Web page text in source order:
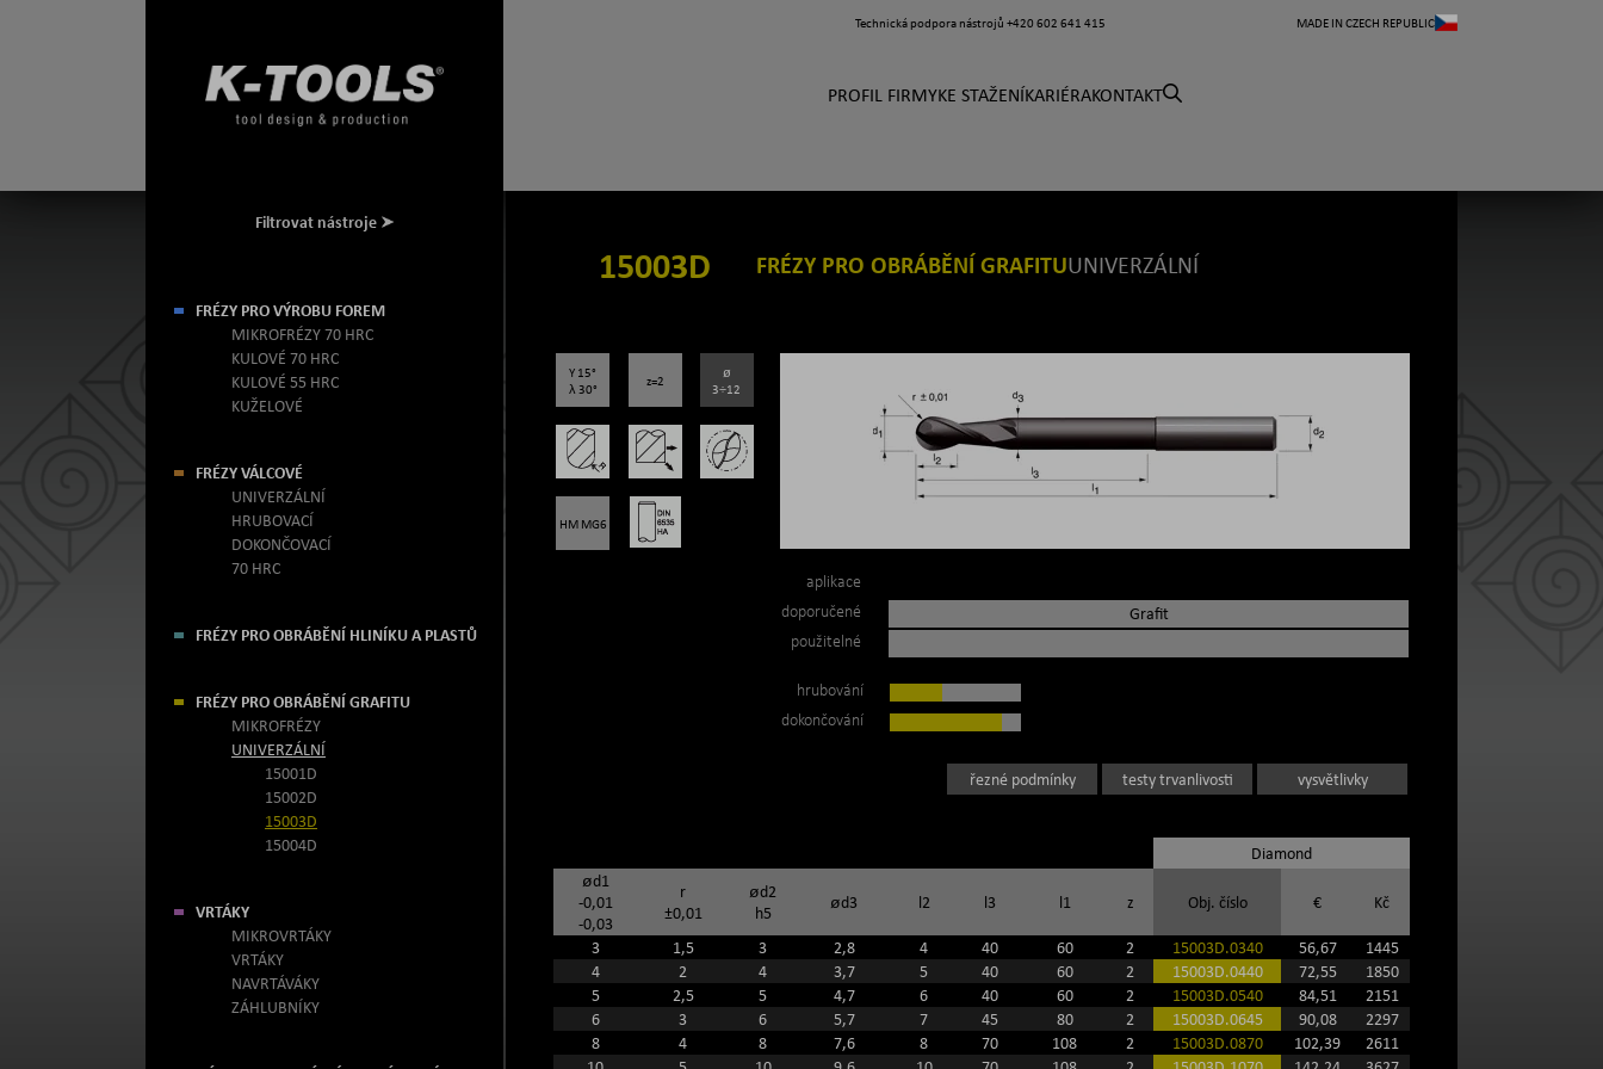
Technická podpora nástrojů +420 602 641 415 MADE IN CZECH REPUBLIC
PROFIL FIRMYKE STAŽENÍKARIÉRAKONTAKT
Filtrovat nástroje
FRÉZY PRO VÝROBU FOREM
MIKROFRÉZY 70 HRC
KULOVÉ 70 HRC
KULOVÉ 55 HRC
KUŽELOVÉ
FRÉZY VÁLCOVÉ
UNIVERZÁLNÍ
HRUBOVACÍ
DOKONČOVACÍ
70 HRC
FRÉZY PRO OBRÁBĚNÍ HLINÍKU A PLASTŮ
FRÉZY PRO OBRÁBĚNÍ GRAFITU
MIKROFRÉZY
UNIVERZÁLNÍ
15001D
15002D
15003D
15004D
VRTÁKY
MIKROVRTÁKY
VRTÁKY
NAVRTÁVÁKY
ZÁHLUBNÍKY
15003D FRÉZY PRO OBRÁBĚNÍ GRAFITUUNIVERZÁLNÍ
Y 15°
λ 30°
z=2
ø
3÷12
HM MG6
aplikace
doporučené
použitelné
Grafit
hrubování
dokončování
řezné podmínky testy trvanlivosti vysvětlivky
Diamond
ød1
-0,01
-0,03
r
±0,01
ød2
h5
ød3 l2 l3 l1 z Obj. číslo € Kč
3 1,5 3 2,8 4 40 60 2 15003D.0340 56,67
1445
4
2 4 3,7 5 40 60 2 15003D.0440 72,55
1850
5
2,5 5 4,7 6 40 60 2 15003D.0540 84,51
2151
6
3 6 5,7 7 45 80 2 15003D.0645 90,08
2297
8
4 8 7,6 8 70 108 2 15003D.0870 102,39
2611